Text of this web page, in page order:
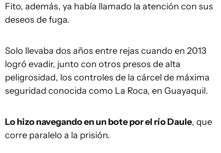
Fito, además, ya había llamado la atención con sus
deseos de fuga.
Solo llevaba dos años entre rejas cuando en 2013
logró evadir, junto con otros presos de alta
peligrosidad, los controles de la cárcel de máxima
seguridad conocida como La Roca, en Guayaquil.
Lo hizo navegando en un bote por el río Daule, que
corre paralelo a la prisión.